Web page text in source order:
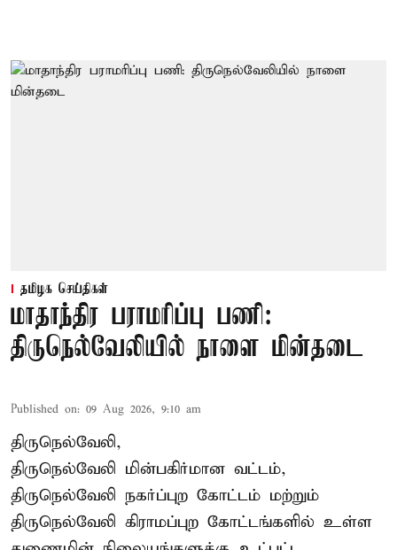
தமிழக செய்திகள்
மாதாந்திர பராமரிப்பு பணி:
திருநெல்வேலியில் நாளை மின்தடை
Published on: 09 Aug 2026, 9:10 am
திருநெல்வேலி,
திருநெல்வேலி மின்பகிர்மான வட்டம்,
திருநெல்வேலி நகர்ப்புற கோட்டம் மற்றும்
திருநெல்வேலி கிராமப்புற கோட்டங்களில் உள்ள